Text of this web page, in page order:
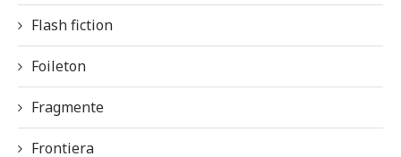
Flash fiction
Foileton
Fragmente
Frontiera